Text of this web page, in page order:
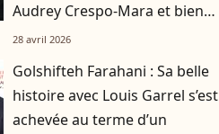
Audrey Crespo-Mara et bien
d’autres personnalités
28 avril 2026
Golshifteh Farahani : Sa belle
histoire avec Louis Garrel s’est
achevée au terme d’un